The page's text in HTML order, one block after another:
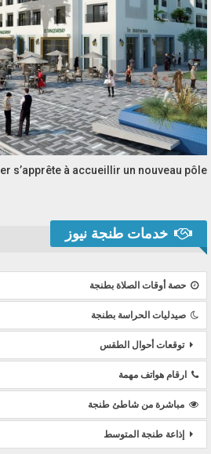
s’apprête à accueillir un nouveau pôle…
خدمات طنجة نيوز
حصة أوقات الصلاة بطنجة
صيدليات الحراسة بطنجة
توقعات أحوال الطقس
ارقام هواتف مهمة
مباشرة من شاطئ طنجة
إذاعة طنجة المتوسط